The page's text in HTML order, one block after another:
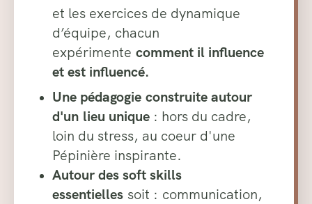
et les exercices de dynamique
d’équipe, chacun
expérimente comment il influence
et est influencé.
Une pédagogie construite autour
d'un lieu unique : hors du cadre,
loin du stress, au coeur d'une
Pépinière inspirante.
Autour des soft skills
essentielles soit : communication,